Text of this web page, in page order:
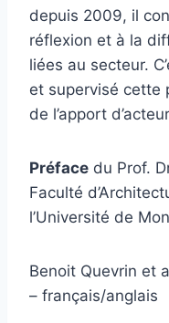
depuis 2009, il
réflexion et à la
liées au secteur.
et supervisé cette
de l’apport
Préface du Prof.
Faculté
l’Université de
Benoit Quevrin et
– français/anglais